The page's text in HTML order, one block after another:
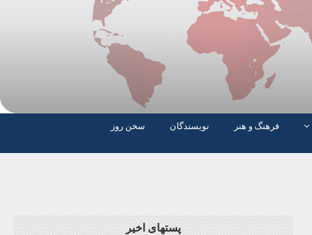
فرهنگ و هنر نویسندگان
سخن روز
پستهای اخیر